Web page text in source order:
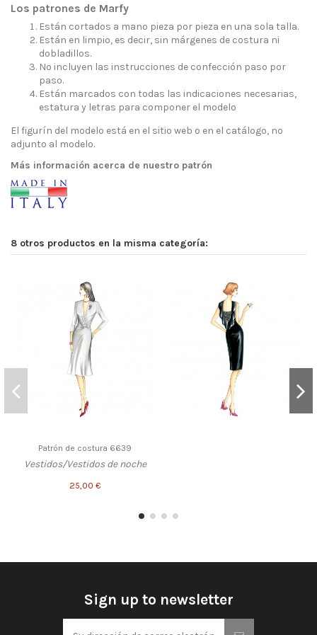
Los patrones de Marfy
Están cortados a mano pieza por pieza en una sola talla.
Están en limpio, es decir, sin márgenes de costura ni
dobladillos.
No incluyen las instrucciones de confección paso por
paso.
Están marcados con todas las indicaciones necesarias,
estatura y letras para componer el modelo
El figurín del modelo está en el sitio web o en el catálogo, no
adjunto al modelo.
Más información acerca de nuestro patrón
8 otros productos en la misma categoría:
Patrón de costura 6639
Vestidos/Vestidos de noche
25,00 €
Sign up to newsletter